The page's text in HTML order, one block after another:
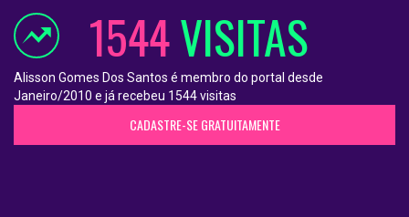
1544VISITAS
Alisson Gomes Dos Santos é membro do portal desde
Janeiro/2010 e já recebeu 1544 visitas
CADASTRE-SE GRATUITAMENTE